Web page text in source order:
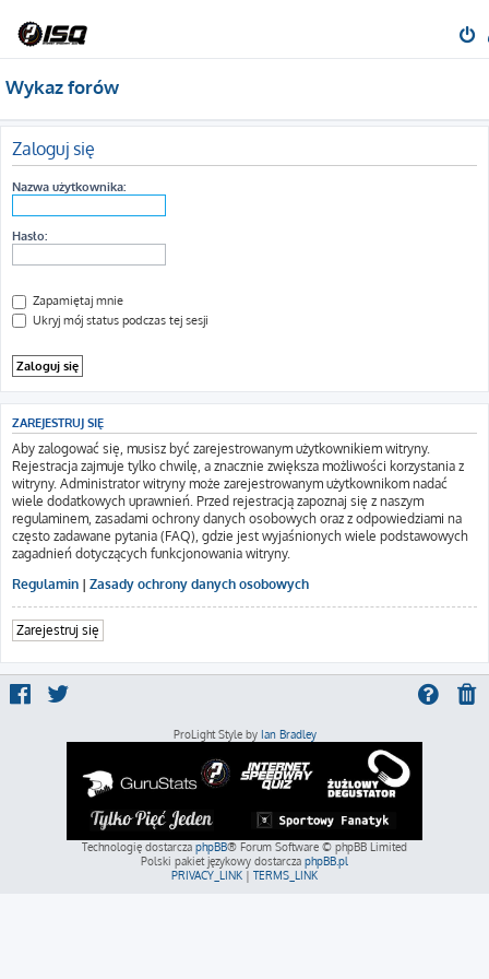
Wykaz forów
Zaloguj się
Nazwa użytkownika:
Hasło:
Zapamiętaj mnie
Ukryj mój status podczas tej sesji
ZAREJESTRUJ SIĘ
Aby zalogować się, musisz być zarejestrowanym użytkownikiem witryny.
Rejestracja zajmuje tylko chwilę, a znacznie zwiększa możliwości korzystania z
witryny. Administrator witryny może zarejestrowanym użytkownikom nadać
wiele dodatkowych uprawnień. Przed rejestracją zapoznaj się z naszym
regulaminem, zasadami ochrony danych osobowych oraz z odpowiedziami na
często zadawane pytania (FAQ), gdzie jest wyjaśnionych wiele podstawowych
zagadnień dotyczących funkcjonowania witryny.
Regulamin | Zasady ochrony danych osobowych
Zarejestruj się
ProLight Style by Ian Bradley
Technologię dostarcza phpBB® Forum Software © phpBB Limited
Polski pakiet językowy dostarcza phpBB.pl
PRIVACY_LINK | TERMS_LINK